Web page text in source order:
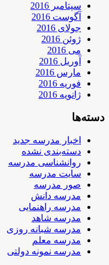
سپتامبر 2016
آگوست 2016
جولای 2016
ژوئن 2016
می 2016
آوریل 2016
مارس 2016
فوریه 2016
ژانویه 2016
دسته‌ها
اخبار مدرسه جدید
دسته‌بندی نشده
روانشناسی مدرسه
سایت مدرسه
صور مدرسه
مدرسه دانش
مدرسه راهنمایی
مدرسه شاهد
مدرسه شبانه روزی
مدرسه معلم
مدرسه نمونه دولتی